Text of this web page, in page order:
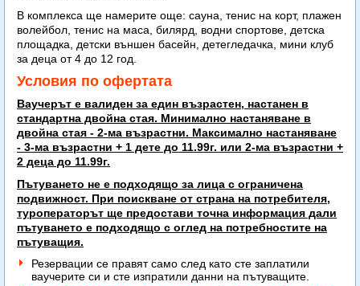
В комплекса ще намерите още: сауна, тенис на корт, плажен
волейбол, тенис на маса, билярд, водни спортове, детска
площадка, детски външен басейн, детегледачка, мини клуб
за деца от 4 до 12 год.
Условия по офертата
Ваучерът е валиден за един възрастен, настанен в
стандартна двойна стая. Минимално настаняване в
двойна стая - 2-ма възрастни. Максимално настаняване
- 3-ма възрастни + 1 дете до 11.99г. или 2-ма възрастни +
2 деца до 11.99г.
Пътуването не е подходящо за лица с ограничена
подвижност. При поискване от страна на потребителя,
туроператорът ще предостави точна информация дали
пътуването е подходящо с оглед на потребностите на
пътуващия.
Резервации се правят само след като сте заплатили
ваучерите си и сте изпратили данни на пътуващите.